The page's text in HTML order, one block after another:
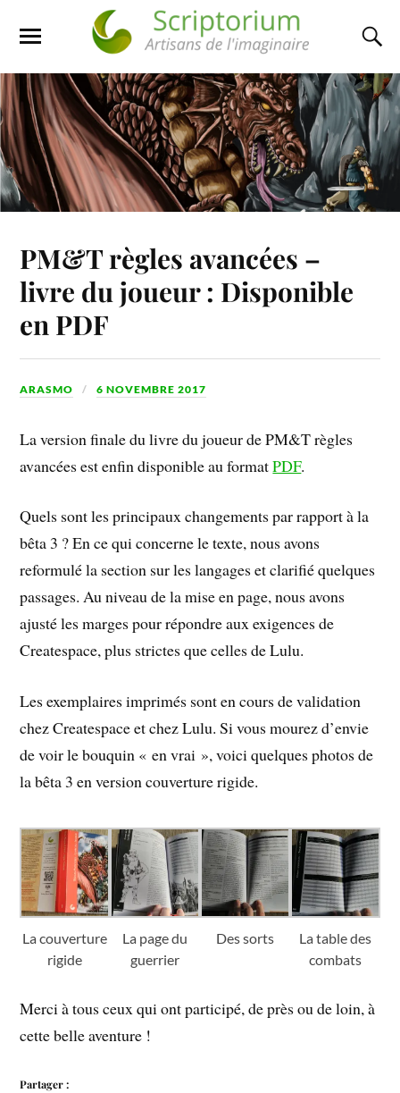
PM&T règles avancées –
livre du joueur : Disponible
en PDF
ARASMO 6 NOVEMBRE 2017
La version finale du livre du joueur de PM&T règles
avancées est enfin disponible au formatPDF.
Quels sont les principaux changements par rapport à la
bêta 3 ? En ce qui concerne le texte, nous avons
reformulé la section sur les langages et clarifié quelques
passages. Au niveau de la mise en page, nous avons
ajusté les marges pour répondre aux exigences de
Createspace, plus strictes que celles de Lulu.
Les exemplaires imprimés sont en cours de validation
chez Createspace et chez Lulu. Si vous mourez d’envie
de voir le bouquin « en vrai », voici quelques photos de
la bêta 3 en version couverture rigide.
La couverture
rigide
La page du
guerrier
Des sorts
La table des
combats
Merci à tous ceux qui ont participé, de près ou de loin, à
cette belle aventure !
Partager :